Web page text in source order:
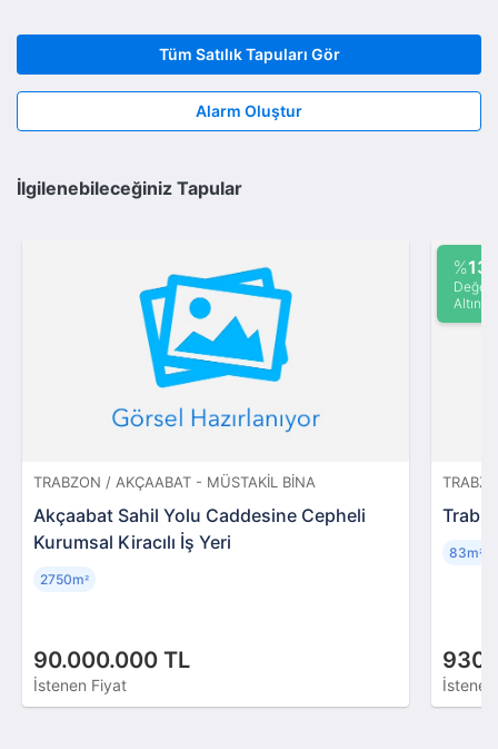
Tüm Satılık Tapuları Gör
Alarm Oluştur
İlgilenebileceğiniz Tapular
TRABZON / AKÇAABAT - MÜSTAKIL BINA
Akçaabat Sahil Yolu Caddesine Cepheli
Kurumsal Kiracılı İş Yeri
90.000.000 TL
İstenen Fiyat
2750m²
%13
Altında
83m²